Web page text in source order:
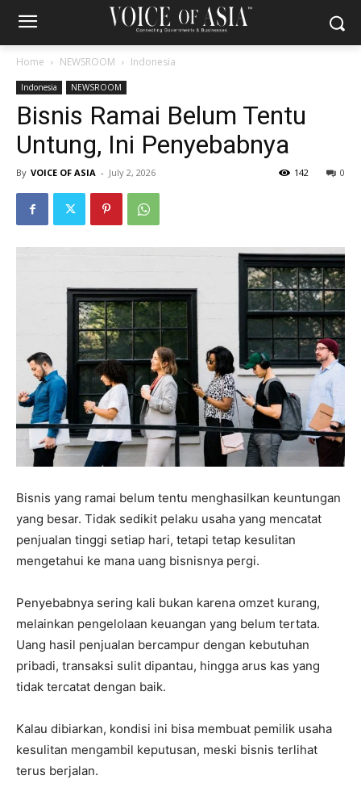
Home NEWSROOM Indonesia
Indonesia NEWSROOM
Bisnis Ramai Belum Tentu
Untung, Ini Penyebabnya
By VOICE OF ASIA - July 2, 2026 0
142
Bisnis yang ramai belum tentu menghasilkan keuntungan
yang besar. Tidak sedikit pelaku usaha yang mencatat
penjualan tinggi setiap hari, tetapi tetap kesulitan
mengetahui ke mana uang bisnisnya pergi.
Penyebabnya sering kali bukan karena omzet kurang,
melainkan pengelolaan keuangan yang belum tertata.
Uang hasil penjualan bercampur dengan kebutuhan
pribadi, transaksi sulit dipantau, hingga arus kas yang
tidak tercatat dengan baik.
Kalau dibiarkan, kondisi ini bisa membuat pemilik usaha
kesulitan mengambil keputusan, meski bisnis terlihat
terus berjalan.